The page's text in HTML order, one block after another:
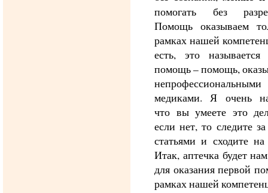
помогать без
Помощь оказываем
рамках нашей
есть, это называется
помощь – помощь,
непрофессиональными
медиками. Я очень
что вы умеете это
если нет, то следите
статьями и сходите
Итак, аптечка будет
для оказания первой
рамках нашей